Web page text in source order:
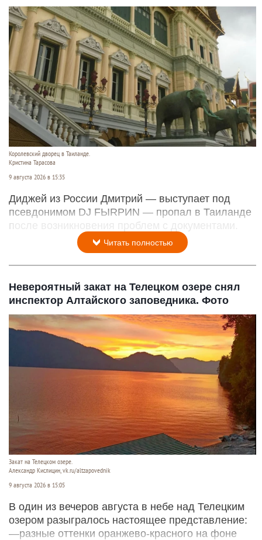
Королевский дворец в Таиланде.
Кристина Тарасова
9 августа 2026 в 15:35
Диджей из России Дмитрий — выступает под
псевдонимом DJ FЫRРИN — пропал в Таиланде
после возникновения проблем с документами.
Читать полностью
Невероятный закат на Телецком озере снял
инспектор Алтайского заповедника. Фото
Закат на Телецком озере.
Александр Кислицин, vk.ru/altzapovednik
9 августа 2026 в 15:05
В один из вечеров августа в небе над Телецким
озером разыгралось настоящее представление:
—разные оттенки оранжево-красного на фоне